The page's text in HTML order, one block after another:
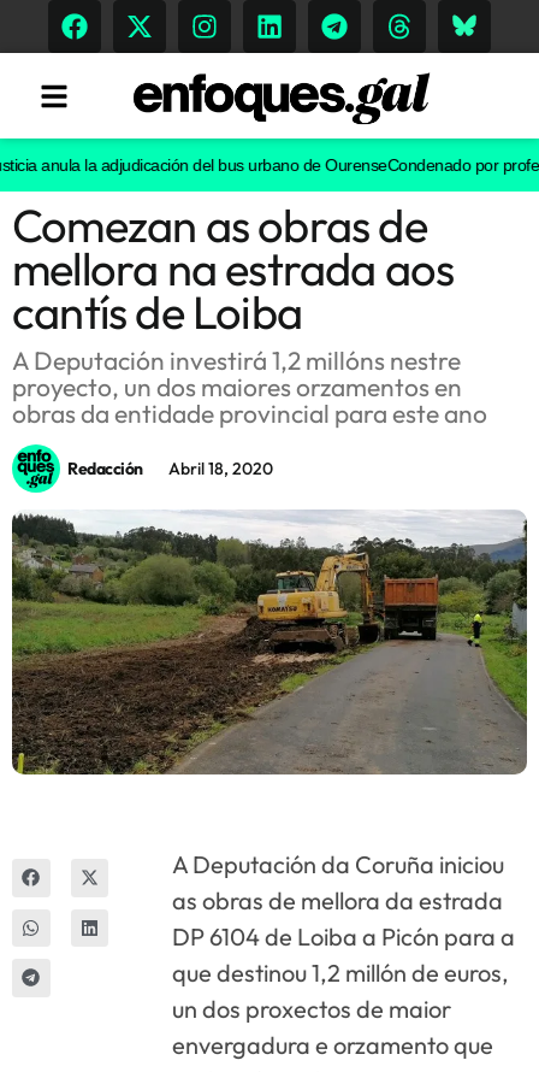
Tendencias
Memoria Histórica
Gastronomía
Escenarios
Sostenibilidad
Innova
anula la adjudicación del bus urbano de OurenseCondenado por proferir
Comezan as obras de
mellora na estrada aos
cantís de Loiba
A Deputación investirá 1,2 millóns nestre
proyecto, un dos maiores orzamentos en
obras da entidade provincial para este ano
Redacción Abril 18, 2020
A Deputación da Coruña iniciou
as obras de mellora da estrada
DP 6104 de Loiba a Picón para a
que destinou 1,2 millón de euros,
un dos proxectos de maior
envergadura e orzamento que